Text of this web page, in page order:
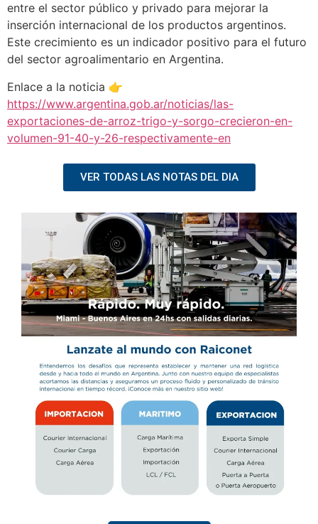
entre el sector público y privado para mejorar la
inserción internacional de los productos argentinos.
Este crecimiento es un indicador positivo para el futuro
del sector agroalimentario en Argentina.
Enlace a la noticia 👉
https://www.argentina.gob.ar/noticias/las-
exportaciones-de-arroz-trigo-y-sorgo-crecieron-en-
volumen-91-40-y-26-respectivamente-en
VER TODAS LAS NOTAS DEL DIA